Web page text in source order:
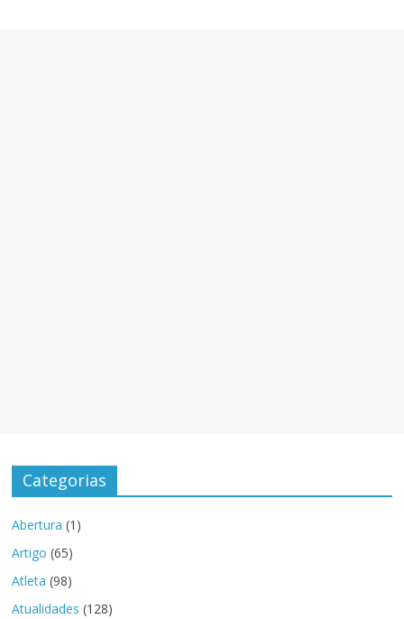
Categorias
Abertura (1)
Artigo (65)
Atleta (98)
Atualidades (128)